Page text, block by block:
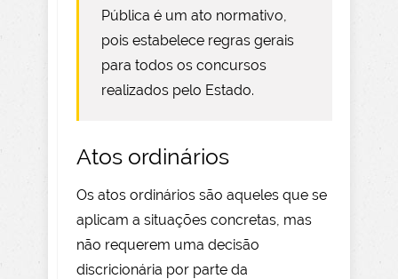
Pública é um ato normativo,
pois estabelece regras gerais
para todos os concursos
realizados pelo Estado.
Atos ordinários
Os atos ordinários são aqueles que se
aplicam a situações concretas, mas
não requerem uma decisão
discricionária por parte da